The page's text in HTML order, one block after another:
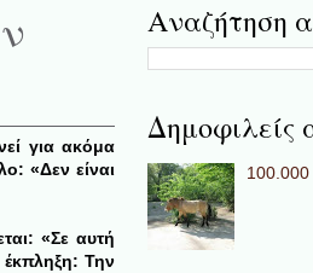
για ακόμα
«Δεν είναι
«Σε αυτή
Την
Αναζήτηση
Δημοφιλείς
100.000